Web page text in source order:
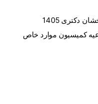
دکتری 1405
کمیسیون موارد خاص